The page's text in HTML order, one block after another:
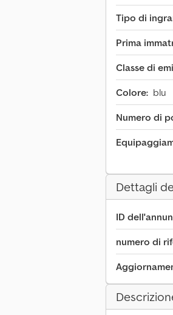
Tipo di
Prima
Classe di
Colore: blu
Numero di
Dettagli
ID
numero di